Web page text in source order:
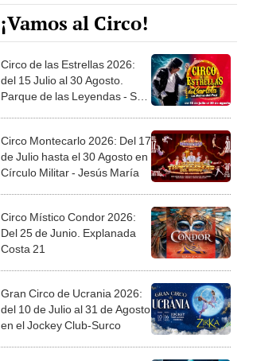
¡Vamos al Circo!
Circo de las Estrellas 2026:
del 15 Julio al 30 Agosto.
Parque de las Leyendas - San
Circo Montecarlo 2026: Del 17
de Julio hasta el 30 Agosto en
Círculo Militar - Jesús María
Circo Místico Condor 2026:
Del 25 de Junio. Explanada
Costa 21
Gran Circo de Ucrania 2026:
del 10 de Julio al 31 de Agosto
en el Jockey Club-Surco